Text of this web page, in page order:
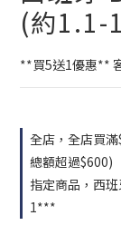
(約
**買5送1優惠**
全店，全店買
總額超過$600)
指定商品，西
1***